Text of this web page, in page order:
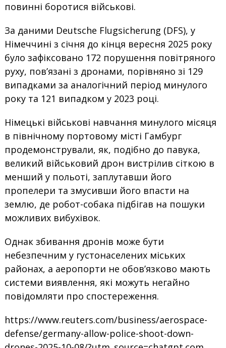
повинні боротися військові.
За даними Deutsche Flugsicherung (DFS), у
Німеччині з січня до кінця вересня 2025 року
було зафіксовано 172 порушення повітряного
руху, пов’язані з дронами, порівняно зі 129
випадками за аналогічний період минулого
року та 121 випадком у 2023 році.
Німецькі військові навчання минулого місяця
в північному портовому місті Гамбург
продемонстрували, як, подібно до павука,
великий військовий дрон вистрілив сіткою в
менший у польоті, заплутавши його
пропелери та змусивши його впасти на
землю, де робот-собака підбігав на пошуки
можливих вибухівок.
Однак збивання дронів може бути
небезпечним у густонаселених міських
районах, а аеропорти не обов’язково мають
системи виявлення, які можуть негайно
повідомляти про спостереження.
https://www.reuters.com/business/aerospace-
defense/germany-allow-police-shoot-down-